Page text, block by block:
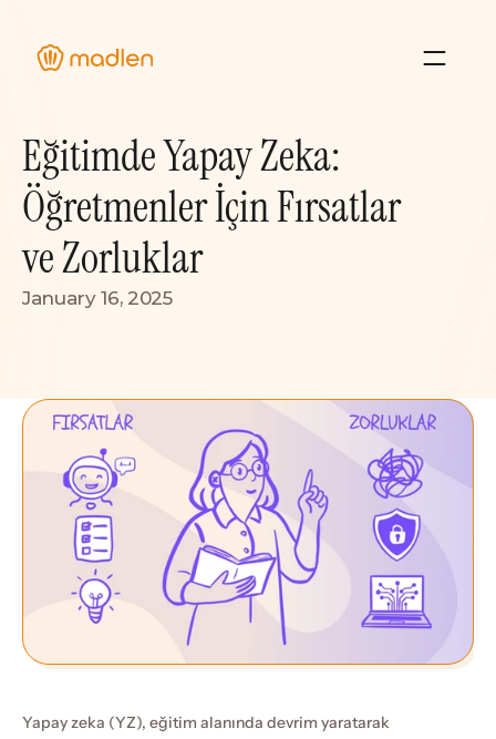
Hakkımızda
Blog ve Etkinlikler
Deneyimler
Kaynaklar
Eğitimde Yapay Zeka:
Öğretmenler İçin Fırsatlar
ve Zorluklar
January 16, 2025
Yapay zeka (YZ), eğitim alanında devrim yaratarak